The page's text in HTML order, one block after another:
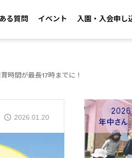
る質問 イベント 入園・入会申し
時間が最長17時までに！
2026.01.20